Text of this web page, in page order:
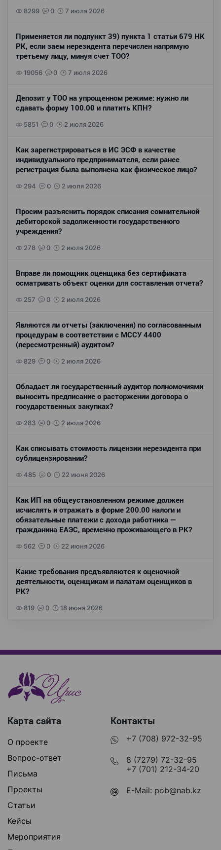
8299 0 7 июля 2026
Применяется ли подпункт 39) пункта 1 статьи 679 НК
РК, если заем нерезидента перечислен напрямую
третьему лицу, минуя счет ТОО?
19056 0 7 июля 2026
Депозит у ТОО на упрощенном режиме: нужно ли
сдавать форму 100.00 и платить КПН?
5851 0 2 июля 2026
Как зарегистрироваться в ИС ЭСФ в качестве
индивидуального предпринимателя, если ранее
регистрация была выполнена как физическое лицо?
294 0 2 июля 2026
Просим разъяснить порядок списания сомнительной
дебиторской задолженности государственного
учреждения?
278 0 2 июля 2026
Вправе ли помощник оценщика без сертификата
осматривать объект оценки для составления отчета?
257 0 2 июля 2026
Являются ли отчеты (заключения) по согласованным
процедурам в соответствии с МССУ 4400
(пересмотренный) аудитом?
829 0 2 июля 2026
Обладает ли государственный аудитор полномочиями
выносить предписание о расторжении договора о
государственных закупках?
283 0 2 июля 2026
Как списывать стоимость лицензии нерезидента при
сублицензировании?
485 0 22 июня 2026
Как ИП на общеустановленном режиме должен
исчислять и отражать в форме 200.00 налоги и
обязательные платежи с дохода работника —
гражданина ЕАЭС, временно проживающего в РК?
562 0 22 июня 2026
Какие требования предъявляются к оценочной
деятельности, оценщикам и палатам оценщиков в
РК?
819 0 18 июня 2026
Карта сайта
О проекте
Вопрос-ответ
Письма
Проекты
Статьи
Кейсы
Мероприятия
Контакты
+7 (708) 972-32-95
8 (7279) 72-32-95
+7 (701) 212-34-20
E-Mail: pob@nab.kz